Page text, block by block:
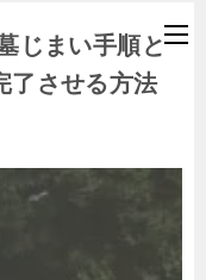
じまい手順と
了させる方法